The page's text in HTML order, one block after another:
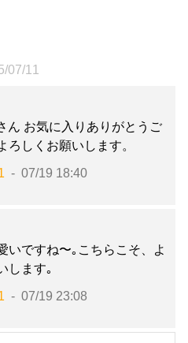
07/11
ん お気に入りありがとうご
ろしくお願いします。
07/19 18:40
いですね〜｡こちらこそ、よ
します｡
07/19 23:08